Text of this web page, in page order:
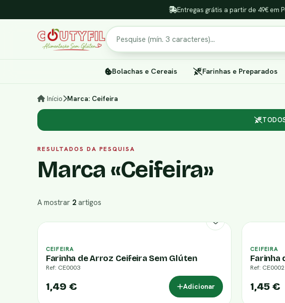
Entregas grátis a partir de 49€ em
Pesquisar
Bolachas e Cereais Farinhas e Preparados
Início Marca: Ceifeira
RESULTADOS DA PESQUISA
Marca «Ceifeira»
A mostrar 2 artigos
CEIFEIRA
Farinha de Arroz Ceifeira Sem Glúten
Ref: CE0003
1,49 € Adicionar
CEIFEIRA
Farinha
Ref: CE0002
1,45 €